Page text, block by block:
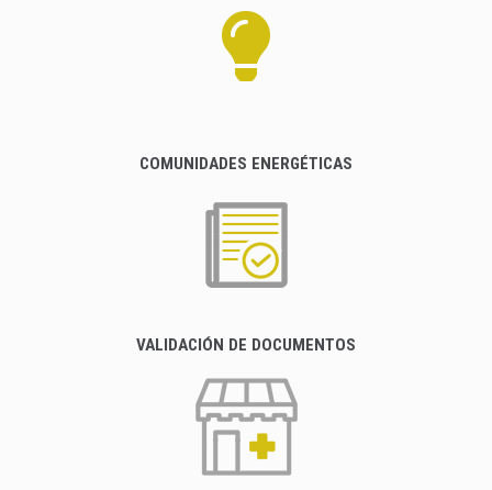
COMUNIDADES ENERGÉTICAS
VALIDACIÓN DE DOCUMENTOS